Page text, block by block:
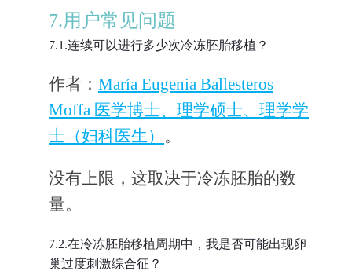
7.用户常见问题
7.1.连续可以进行多少次冷冻胚胎移植？
作者： María Eugenia Ballesteros
Moffa 医学博士、理学硕士、理学学
士（妇科医生） 。
没有上限，这取决于冷冻胚胎的数
量。
7.2.在冷冻胚胎移植周期中，我是否可能出现卵
巢过度刺激综合征？